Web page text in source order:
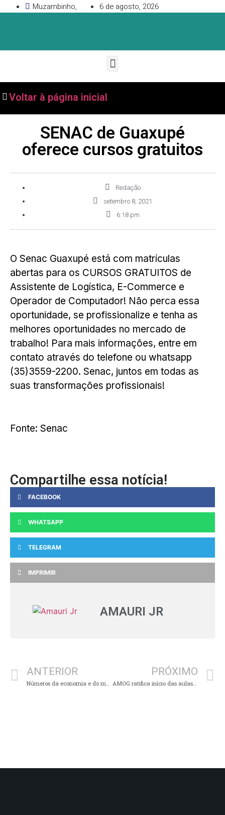
Muzambinho, 6 de agosto, 2026
Voltar à página inicial
SENAC de Guaxupé
oferece cursos gratuitos
Redação
setembro 8, 2021
6:18 pm
O Senac Guaxupé está com matrículas
abertas para os CURSOS GRATUITOS de
Assistente de Logística, E-Commerce e
Operador de Computador! Não perca essa
oportunidade, se profissionalize e tenha as
melhores oportunidades no mercado de
trabalho! Para mais informações, entre em
contato através do telefone ou whatsapp
(35)3559-2200. Senac, juntos em todas as
suas transformações profissionais!
Fonte: Senac
Compartilhe essa notícia!
FACEBOOK
WHATSAPP
TELEGRAM
IMPRIMIR
AMAURI JR
ANTERIOR
Números da economia e do mercado agropecuário nesta sexta-feira, 10 de setembro
PRÓXIMO
AMOG ratifica início das aulas presenciais para o dia 04 de outubro